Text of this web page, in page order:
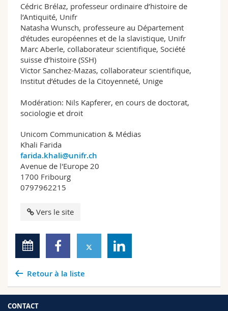
Cédric Brélaz, professeur ordinaire d’histoire de
l’Antiquité, Unifr
Natasha Wunsch, professeure au Département
d'études européennes et de la slavistique, Unifr
Marc Aberle, collaborateur scientifique, Société
suisse d’histoire (SSH)
Victor Sanchez-Mazas, collaborateur scientifique,
Institut d’études de la Citoyenneté, Unige
Modération: Nils Kapferer, en cours de doctorat,
sociologie et droit
Unicom Communication & Médias
Khali Farida
farida.khali@unifr.ch
Avenue de l'Europe 20
1700 Fribourg
0797962215
Vers le site
Retour à la liste
CONTACT